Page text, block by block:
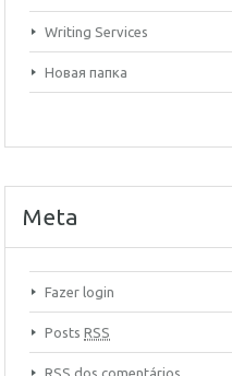
Writing Services
Новая папка
Meta
Fazer login
Posts RSS
RSS dos comentários